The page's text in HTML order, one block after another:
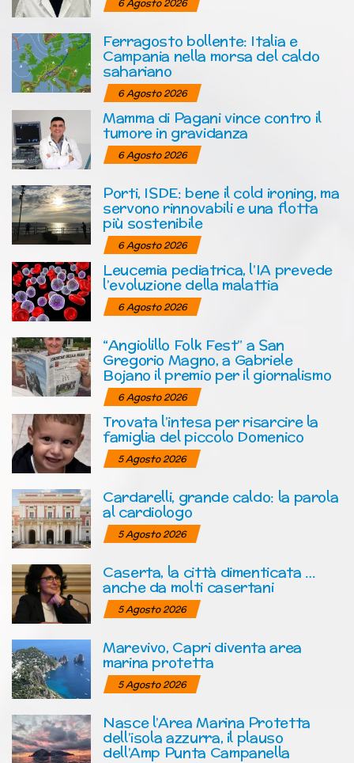
Ferragosto bollente: Italia e
Campania nella morsa del caldo
sahariano
6 Agosto 2026
Mamma di Pagani vince contro il
tumore in gravidanza
6 Agosto 2026
Porti, ISDE: bene il cold ironing, ma
servono rinnovabili e una flotta
più sostenibile
6 Agosto 2026
Leucemia pediatrica, l’IA prevede
l’evoluzione della malattia
6 Agosto 2026
“Angiolillo Folk Fest” a San
Gregorio Magno, a Gabriele
Bojano il premio per il giornalismo
6 Agosto 2026
Trovata l’intesa per risarcire la
famiglia del piccolo Domenico
5 Agosto 2026
Cardarelli, grande caldo: la parola
al cardiologo
5 Agosto 2026
Caserta, la città dimenticata …
anche da molti casertani
5 Agosto 2026
Marevivo, Capri diventa area
marina protetta
5 Agosto 2026
Nasce l’Area Marina Protetta
dell’isola azzurra, il plauso
dell’Amp Punta Campanella